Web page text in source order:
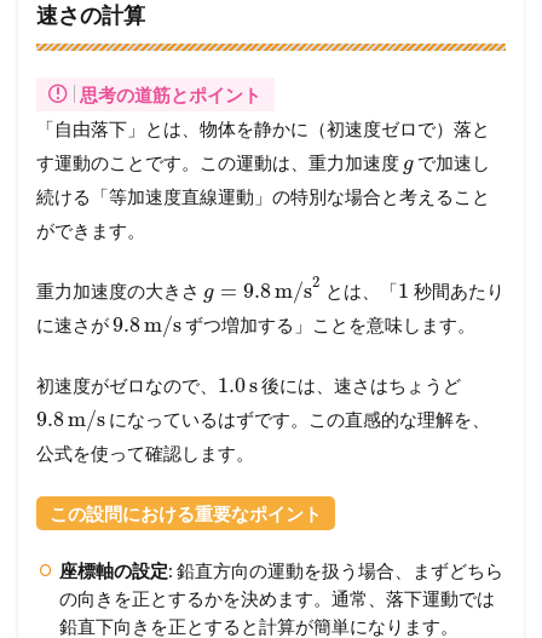
速さの計算
思考の道筋とポイント
「自由落下」とは、物体を静かに（初速度ゼロで）落と
す運動のことです。この運動は、重力加速度 g で加速し
続ける「等加速度直線運動」の特別な場合と考えること
ができます。
重力加速度の大きさ g = 9.8m/s2 とは、「1 秒間あたり
に速さが9.8m/sずつ増加する」ことを意味します。
初速度がゼロなので、 1.0s後には、速さはちょうど
9.8m/s になっているはずです。この直感的な理解を、
公式を使って確認します。
この設問における重要なポイント
座標軸の設定: 鉛直方向の運動を扱う場合、まずどちら
の向きを正とするかを決めます。通常、落下運動では
鉛直下向きを正とすると計算が簡単になります。